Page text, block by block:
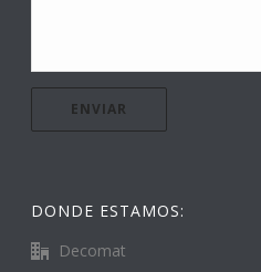
DONDE ESTAMOS:
Decomat